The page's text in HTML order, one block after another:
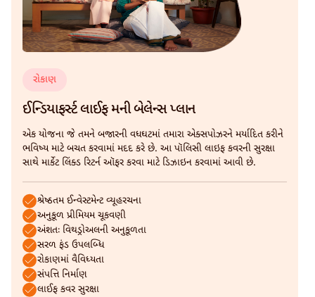
ઈન્ડિયાફર્સ્ટ લાઈફ મની બેલેન્સ પ્લાન
રોકાણ
એક યોજના જે તમને બજારની વધઘટમાં તમારા એક્સપોઝરને મર્યાદિત કરીને
ભવિષ્ય માટે બચત કરવામાં મદદ કરે છે. આ પૉલિસી લાઇફ કવરની સુરક્ષા
સાથે માર્કેટ લિંક્ડ રિટર્ન ઑફર કરવા માટે ડિઝાઇન કરવામાં આવી છે.
શ્રેષ્ઠતમ ઈન્વેસ્ટમેન્ટ વ્યૂહરચના
અનુકૂળ પ્રીમિયમ ચૂકવણી
અંશતઃ વિથડ્રોઅલની અનુકૂળતા
સરળ ફંડ ઉપલબ્ધિ
રોકાણમાં વૈવિધ્યતા
સંપત્તિ નિર્માણ
લાઈફ કવર સુરક્ષા